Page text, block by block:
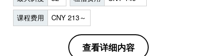
课程费用 CNY 213～
查看详细内容